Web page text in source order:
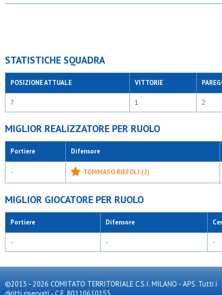
STATISTICHE SQUADRA
POSIZIONE ATTUALE VITTORIE
7 1 2
MIGLIOR REALIZZATORE PER RUOLO
Portiere Difensore
- TOMMASO RIEFOLI (2)
MIGLIOR GIOCATORE PER RUOLO
Portiere Difensore
- - -
©2013 - 2026 COMITATO TERRITORIALE C.S.I. MILANO - APS. Tutti i